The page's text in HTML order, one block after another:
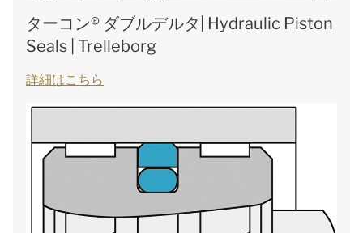
ターコン® ダブルデルタ| Hydraulic Piston
Seals | Trelleborg
詳細はこちら